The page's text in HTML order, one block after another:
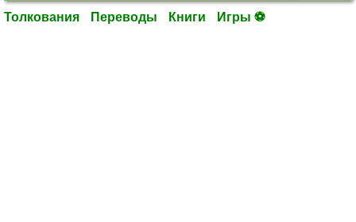
Толкования Переводы Книги Игры ⚽